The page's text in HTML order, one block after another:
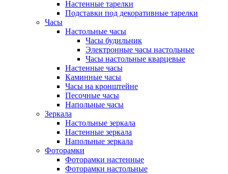
Настенные тарелки
Подставки под декоративные тарелки
Часы
Настольные часы
Часы будильник
Электронные часы настольные
Часы настольные кварцевые
Настенные часы
Каминные часы
Часы на кронштейне
Песочные часы
Напольные часы
Зеркала
Настольные зеркала
Настенные зеркала
Напольные зеркала
Фоторамки
Фоторамки настенные
Фоторамки настольные